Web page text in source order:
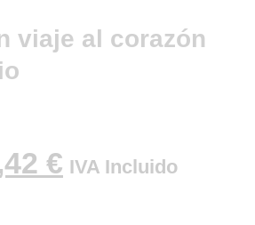
viaje al corazón
€ IVA Incluido